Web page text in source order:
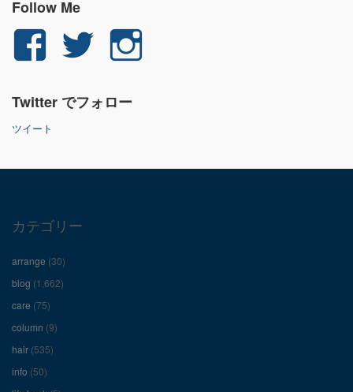
Follow Me
yuichi.fujita.351
ん
ロ
フ
ィ
ー
ル
yu_1_fjt
ん
Twitter でフォロー
ツイート
カテゴリー
arrange (30)
blog (1,662)
care (75)
column (9)
hair (535)
info (50)